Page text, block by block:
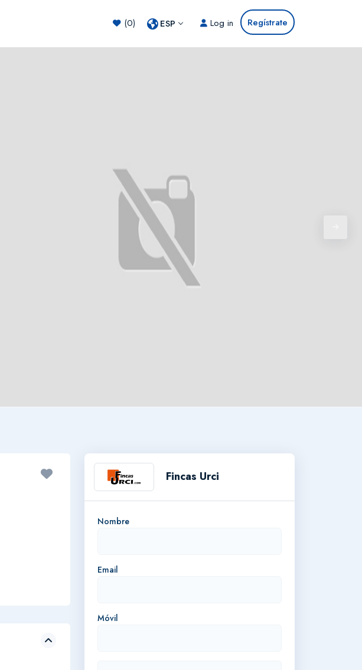
Regístrate
Log in
ESP
(0)
Fincas Urci
Nombre
Email
Móvil